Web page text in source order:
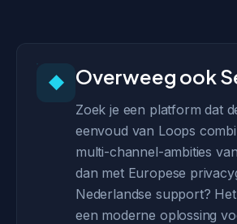
◆ Overweeg ook
Zoek je een platform dat
eenvoud van Loops
multi-channel-ambities
dan met Europese
Nederlandse support?
een moderne oplossing